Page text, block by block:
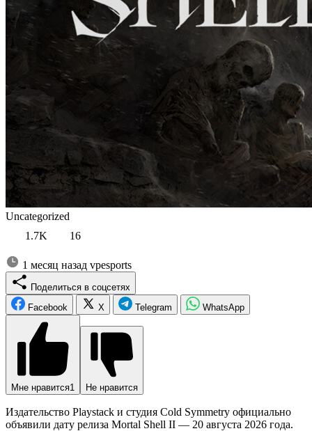
Uncategorized
1.7K
16
1 месяц назад vpesports
Поделиться в соцсетях
Facebook
X Telegram WhatsApp
Мне нравится1 Не нравится
Издательство Playstack и студия Cold Symmetry официально
объявили дату релиза Mortal Shell II — 20 августа 2026 года.